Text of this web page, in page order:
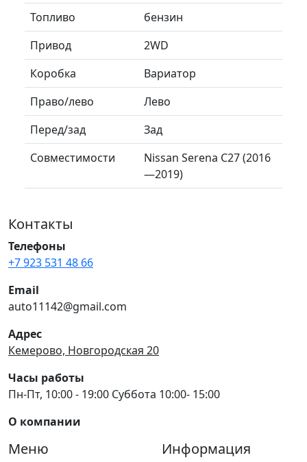
Топливо
бензин
Привод
2WD
Коробка
Вариатор
Право/лево
Лево
Перед/зад
Зад
Совместимости
Nissan Serena C27 (2016
—2019)
Контакты
Телефоны
+7 923 531 48 66
Email
auto11142@gmail.com
Адрес
Кемерово, Новгородская 20
Часы работы
Пн-Пт, 10:00 - 19:00 Суббота 10:00- 15:00
О компании
Меню Информация